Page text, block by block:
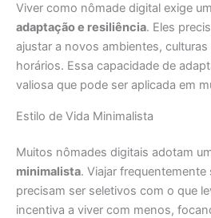
Viver como nômade digital exige
adaptação e resiliência. Eles
ajustar a novos ambientes,
horários. Essa capacidade de
valiosa que pode ser aplicada em
Estilo de Vida Minimalista
Muitos nômades digitais adotam
minimalista. Viajar frequentemente
precisam ser seletivos com o que
incentiva a viver com menos,